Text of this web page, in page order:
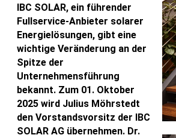
IBC SOLAR, ein führender
Fullservice-Anbieter solarer
Energielösungen, gibt eine
wichtige Veränderung an der
Spitze der
Unternehmensführung
bekannt. Zum 01. Oktober
2025 wird Julius Möhrstedt
den Vorstandsvorsitz der IBC
SOLAR AG übernehmen. Dr.